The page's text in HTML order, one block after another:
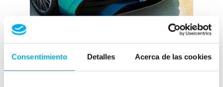
Consentimiento Detalles Acerca de las cookies
Motor y Rendimiento: El Rugido Inigualable
del V8 Biturbo